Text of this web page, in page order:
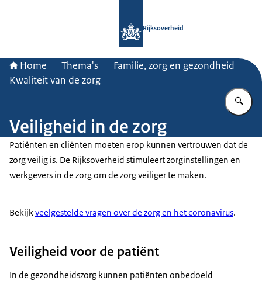
Rijksoverheid
Home Thema's
Familie, zorg en gezondheid
Kwaliteit van de zorg
Veiligheid in de zorg
Patiënten en cliënten moeten erop kunnen vertrouwen dat de
zorg veilig is. De Rijksoverheid stimuleert zorginstellingen en
werkgevers in de zorg om de zorg veiliger te maken.
Bekijkveelgestelde vragen over de zorg en het coronavirus.
Veiligheid voor de patiënt
In de gezondheidszorg kunnen patiënten onbedoeld